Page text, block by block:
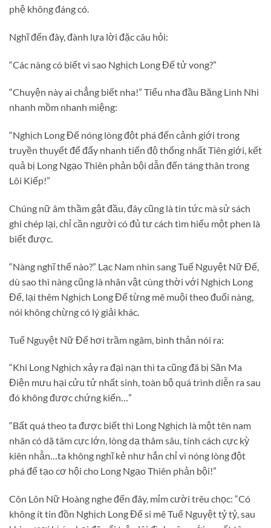
phệ không đáng có.
Nghĩ đến đây, đành lựa lời đặc câu hỏi:
“Các nàng có biết vì sao Nghịch Long Đế tử vong?”
“Chuyện này ai chẳng biết nha!” Tiểu nha đầu Băng Linh Nhi
nhanh mồm nhanh miệng:
“Nghịch Long Đế nóng lòng đột phá đến cảnh giới trong
truyền thuyết để đẩy nhanh tiến độ thống nhất Tiên giới, kết
quả bị Long Ngạo Thiên phản bội dẫn đến táng thân trong
Lôi Kiếp!”
Chúng nữ âm thầm gật đầu, đây cũng là tin tức mà sử sách
ghi chép lại, chỉ cần người có đủ tư cách tìm hiểu một phen là
biết được.
“Nàng nghĩ thế nào?” Lạc Nam nhìn sang Tuế Nguyệt Nữ Đế,
dù sao thì nàng cũng là nhân vật cùng thời với Nghịch Long
Đế, lại thêm Nghịch Long Đế từng mê muội theo đuổi nàng,
nói không chừng có lý giải khác.
Tuế Nguyệt Nữ Đế hơi trầm ngâm, bình thản nói ra:
“Khi Long Nghịch xảy ra đại nạn thì ta cũng đã bị Săn Ma
Điện mưu hại cửu tử nhất sinh, toàn bộ quá trình diễn ra sau
đó không được chứng kiến…”
“Bất quá theo ta được biết thì Long Nghịch là một tên nam
nhân có dã tâm cực lớn, lòng dạ thâm sâu, tính cách cực kỳ
kiên nhẫn…ta không nghĩ kẻ như hắn chỉ vì nóng lòng đột
phá để tạo cơ hội cho Long Ngạo Thiên phản bội!”
Côn Lôn Nữ Hoàng nghe đến đây, mỉm cười trêu chọc: “Có
không ít tin đồn Nghịch Long Đế si mê Tuế Nguyệt tỷ tỷ, sau